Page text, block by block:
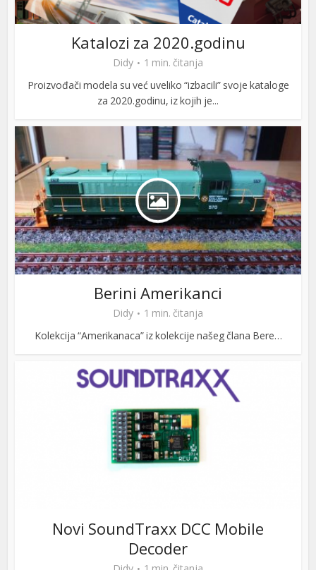
Katalozi za 2020.godinu
Didy
1 min. čitanja
Proizvođači modela su već uveliko “izbacili” svoje kataloge
za 2020.godinu, iz kojih je...
Berini Amerikanci
Didy
1 min. čitanja
Kolekcija “Amerikanaca” iz kolekcije našeg člana Bere…
Novi SoundTraxx DCC Mobile
Decoder